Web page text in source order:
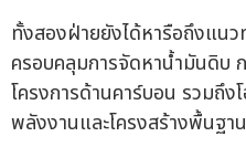
ทั้งสองฝ่ายยังได้หารือถึงแน
ครอบคลุมการจัดหาน้ำมันดิบ
โครงการด้านคาร์บอน รวมถึง
พลังงานและโครงสร้างพื้นฐาน